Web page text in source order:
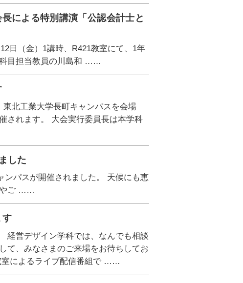
による特別講演「公認会計士と
（金）1講時、R421教室にて、1年
目担当教員の川島和 ……
北工業大学長町キャンパスを会場
れます。 大会実行委員長は本学科
した
スが開催されました。 天候にも恵
やご ……
す
経営デザイン学科では、なんでも相談
て、みなさまのご来場をお待ちしてお
室によるライブ配信番組で ……